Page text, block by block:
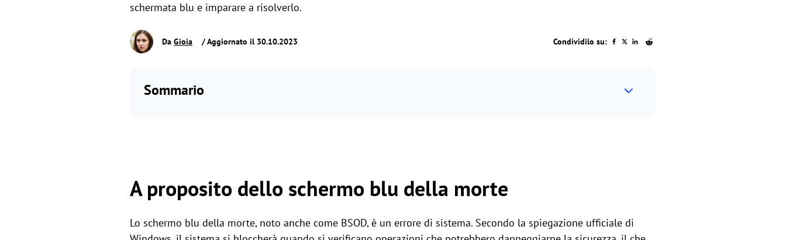
schermata blu e imparare a risolverlo.
Da Gioia / Aggiornato il 30.10.2023 Condividilo su:
Sommario
A proposito dello schermo blu della morte
Lo schermo blu della morte, noto anche come BSOD, è un errore di sistema. Secondo la spiegazione ufficiale di